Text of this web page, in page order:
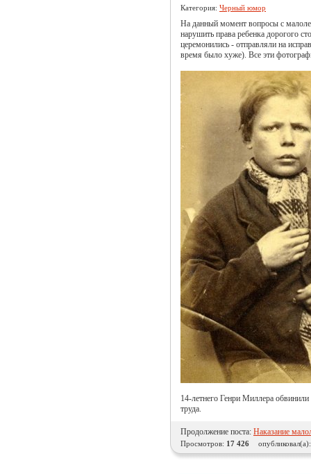
Категория: Черный юмор
На данный момент вопросы с
нарушить права ребенка дорогого
церемонились - отправляли на
время было хуже). Все эти
14-летнего Генри Миллера
труда.
Продолжение поста: Наказание
Просмотров: 17 426